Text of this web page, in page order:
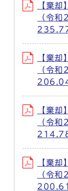
【棄
（令
【棄
（令
【棄
（令
【棄
（令